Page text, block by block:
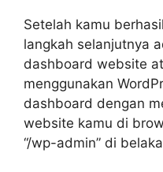
Setelah kamu
langkah selanjutnya
dashboard website
menggunakan
dashboard dengan
website kamu di
“/wp-admin” di